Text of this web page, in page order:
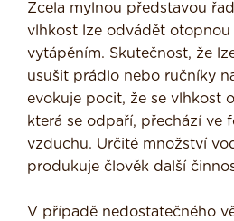
Zcela mylnou představou
vlhkost lze odvádět otopnou
vytápěním. Skutečnost, že
usušit prádlo nebo ručníky
evokuje pocit, že se vlhkost
která se odpaří, přechází ve
vzduchu. Určité množství
produkuje člověk další
V případě nedostatečného